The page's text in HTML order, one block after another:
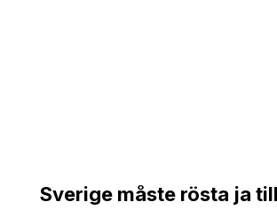
Sverige måste rösta ja